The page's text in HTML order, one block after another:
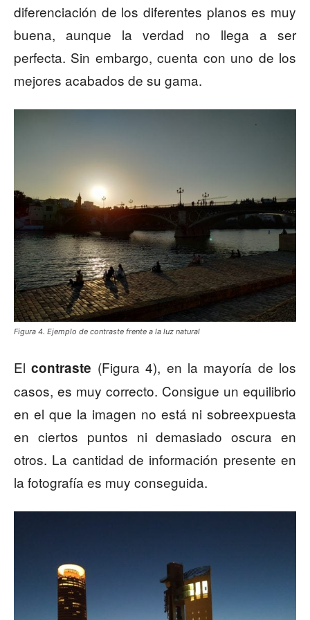
diferenciación de los diferentes planos es muy
buena, aunque la verdad no llega a ser
perfecta. Sin embargo, cuenta con uno de los
mejores acabados de su gama.
Figura 4. Ejemplo de contraste frente a la luz natural
Elcontraste (Figura 4), en la mayoría de los
casos, es muy correcto. Consigue un equilibrio
en el que la imagen no está ni sobreexpuesta
en ciertos puntos ni demasiado oscura en
otros. La cantidad de información presente en
la fotografía es muy conseguida.